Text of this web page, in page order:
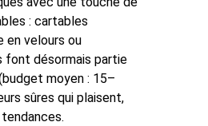
: cartables
en velours ou
font désormais partie
moyen : 15–
sûres qui plaisent,